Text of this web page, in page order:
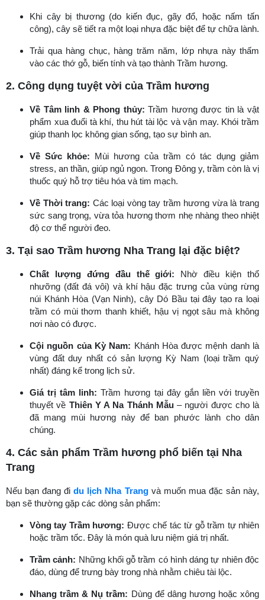
Khi cây bị thương (do kiến đục, gãy đổ, hoặc nấm tấn
công), cây sẽ tiết ra một loại nhựa đặc biệt để tự chữa lành.
Trải qua hàng chục, hàng trăm năm, lớp nhựa này thấm
vào các thớ gỗ, biến tính và tạo thành Trầm hương.
2. Công dụng tuyệt vời của Trầm hương
Về Tâm linh & Phong thủy: Trầm hương được tin là vật
phẩm xua đuổi tà khí, thu hút tài lộc và vận may. Khói trầm
giúp thanh lọc không gian sống, tạo sự bình an.
Về Sức khỏe: Mùi hương của trầm có tác dụng giảm
stress, an thần, giúp ngủ ngon. Trong Đông y, trầm còn là vị
thuốc quý hỗ trợ tiêu hóa và tim mạch.
Về Thời trang: Các loại vòng tay trầm hương vừa là trang
sức sang trọng, vừa tỏa hương thơm nhẹ nhàng theo nhiệt
độ cơ thể người đeo.
3. Tại sao Trầm hương Nha Trang lại đặc biệt?
Chất lượng đứng đầu thế giới: Nhờ điều kiện thổ
nhưỡng (đất đá vôi) và khí hậu đặc trưng của vùng rừng
núi Khánh Hòa (Vạn Ninh), cây Dó Bầu tại đây tạo ra loại
trầm có mùi thơm thanh khiết, hậu vị ngọt sâu mà không
nơi nào có được.
Cội nguồn của Kỳ Nam: Khánh Hòa được mệnh danh là
vùng đất duy nhất có sản lượng Kỳ Nam (loại trầm quý
nhất) đáng kể trong lịch sử.
Giá trị tâm linh: Trầm hương tại đây gắn liền với truyền
thuyết về Thiên Y A Na Thánh Mẫu– người được cho là
đã mang mùi hương này để ban phước lành cho dân
chúng.
4. Các sản phẩm Trầm hương phổ biến tại Nha
Trang
Nếu bạn đang đidu lịch Nha Trangvà muốn mua đặc sản này,
bạn sẽ thường gặp các dòng sản phẩm:
Vòng tay Trầm hương: Được chế tác từ gỗ trầm tự nhiên
hoặc trầm tốc. Đây là món quà lưu niệm giá trị nhất.
Trầm cảnh: Những khối gỗ trầm có hình dáng tự nhiên độc
đáo, dùng để trưng bày trong nhà nhằm chiêu tài lộc.
Nhang trầm & Nụ trầm: Dùng để dâng hương hoặc xông